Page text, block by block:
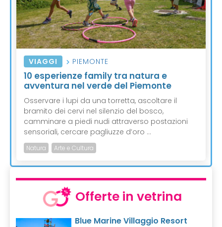
VIAGGI PIEMONTE
10 esperienze family tra natura e
avventura nel verde del Piemonte
Osservare i lupi da una torretta, ascoltare il
bramito dei cervi nel silenzio del bosco,
camminare a piedi nudi attraverso postazioni
sensoriali, cercare pagliuzze d’oro ...
Natura Arte e Cultura
Offerte in vetrina
Blue Marine Villaggio Resort